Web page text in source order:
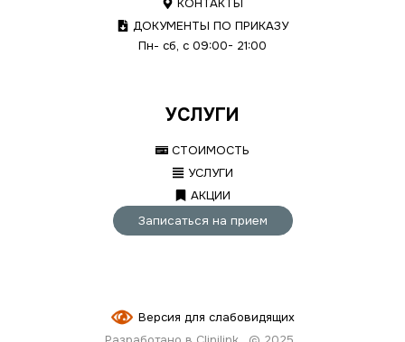
КОНТАКТЫ
ДОКУМЕНТЫ ПО ПРИКАЗУ
Пн- сб, с 09:00- 21:00
УСЛУГИ
СТОИМОСТЬ
УСЛУГИ
АКЦИИ
Записаться на прием
Версия для слабовидящих